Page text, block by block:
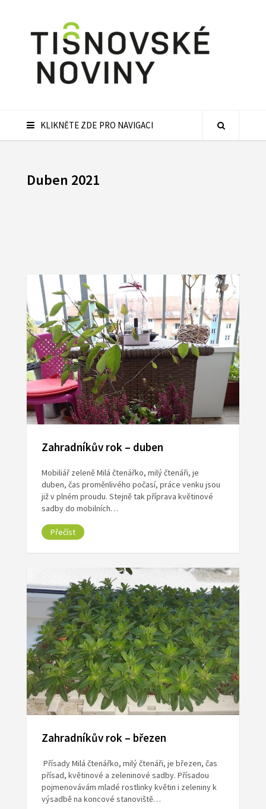
KLIKNĚTE ZDE PRO NAVIGACI
Duben 2021
Zahradníkův rok – duben
Mobiliář zeleně Milá čtenářko, milý čtenáři, je
duben, čas proměnlivého počasí, práce venku jsou
již v plném proudu. Stejně tak příprava květinové
sadby do mobilních…
Přečíst
Zahradníkův rok – březen
Přísady Milá čtenářko, milý čtenáři, je březen, čas
přísad, květinové a zeleninové sadby. Přísadou
pojmenovávám mladé rostlinky květin i zeleniny k
výsadbě na koncové stanoviště…